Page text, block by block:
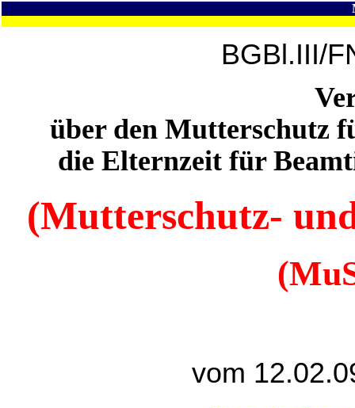
BGBl.III/
über den Mutterschutz
die Elternzeit für
(Mutterschutz-
vom